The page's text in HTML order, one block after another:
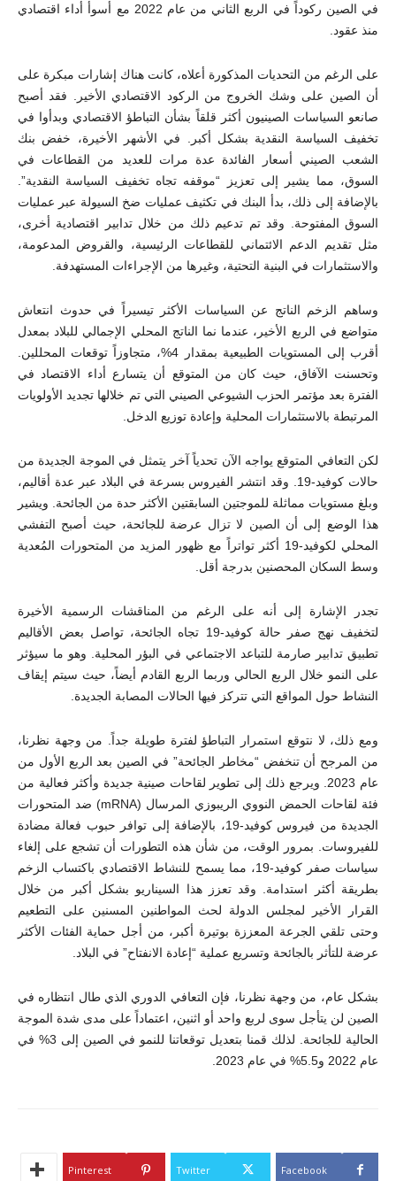
في الصين ركوداً في الربع الثاني من عام 2022 مع أسوأ أداء اقتصادي
منذ عقود.
على الرغم من التحديات المذكورة أعلاه، كانت هناك إشارات مبكرة على
أن الصين على وشك الخروج من الركود الاقتصادي الأخير. فقد أصبح
صانعو السياسات الصينيون أكثر قلقاً بشأن التباطؤ الاقتصادي وبدأوا في
تخفيف السياسة النقدية بشكل أكبر. في الأشهر الأخيرة، خفض بنك
الشعب الصيني أسعار الفائدة عدة مرات للعديد من القطاعات في
السوق، مما يشير إلى تعزيز “موقفه تجاه تخفيف السياسة النقدية”.
بالإضافة إلى ذلك، بدأ البنك في تكثيف عمليات ضخ السيولة عبر عمليات
السوق المفتوحة. وقد تم تدعيم ذلك من خلال تدابير اقتصادية أخرى،
مثل تقديم الدعم الائتماني للقطاعات الرئيسية، والقروض المدعومة،
والاستثمارات في البنية التحتية، وغيرها من الإجراءات المستهدفة.
وساهم الزخم الناتج عن السياسات الأكثر تيسيراً في حدوث انتعاش
متواضع في الربع الأخير، عندما نما الناتج المحلي الإجمالي للبلاد بمعدل
أقرب إلى المستويات الطبيعية بمقدار 4%، متجاوزاً توقعات المحللين.
وتحسنت الآفاق، حيث كان من المتوقع أن يتسارع أداء الاقتصاد في
الفترة بعد مؤتمر الحزب الشيوعي الصيني التي تم خلالها تجديد الأولويات
المرتبطة بالاستثمارات المحلية وإعادة توزيع الدخل.
لكن التعافي المتوقع يواجه الآن تحدياً آخر يتمثل في الموجة الجديدة من
حالات كوفيد-19. وقد انتشر الفيروس بسرعة في البلاد عبر عدة أقاليم،
وبلغ مستويات مماثلة للموجتين السابقتين الأكثر حدة من الجائحة. ويشير
هذا الوضع إلى أن الصين لا تزال عرضة للجائحة، حيث أصبح التفشي
المحلي لكوفيد-19 أكثر تواتراً مع ظهور المزيد من المتحورات المُعدية
وسط السكان المحصنين بدرجة أقل.
تجدر الإشارة إلى أنه على الرغم من المناقشات الرسمية الأخيرة
لتخفيف نهج صفر حالة كوفيد-19 تجاه الجائحة، تواصل بعض الأقاليم
تطبيق تدابير صارمة للتباعد الاجتماعي في البؤر المحلية. وهو ما سيؤثر
على النمو خلال الربع الحالي وربما الربع القادم أيضاً، حيث سيتم إيقاف
النشاط حول المواقع التي تتركز فيها الحالات المصابة الجديدة.
ومع ذلك، لا نتوقع استمرار التباطؤ لفترة طويلة جداً. من وجهة نظرنا،
من المرجح أن تنخفض “مخاطر الجائحة” في الصين بعد الربع الأول من
عام 2023. ويرجع ذلك إلى تطوير لقاحات صينية جديدة وأكثر فعالية من
فئة لقاحات الحمض النووي الريبوزي المرسال (mRNA) ضد المتحورات
الجديدة من فيروس كوفيد-19، بالإضافة إلى توافر حبوب فعالة مضادة
للفيروسات. بمرور الوقت، من شأن هذه التطورات أن تشجع على إلغاء
سياسات صفر كوفيد-19، مما يسمح للنشاط الاقتصادي باكتساب الزخم
بطريقة أكثر استدامة. وقد تعزز هذا السيناريو بشكل أكبر من خلال
القرار الأخير لمجلس الدولة لحث المواطنين المسنين على التطعيم
وحتى تلقي الجرعة المعززة بوتيرة أكبر، من أجل حماية الفئات الأكثر
عرضة للتأثر بالجائحة وتسريع عملية “إعادة الانفتاح” في البلاد.
بشكل عام، من وجهة نظرنا، فإن التعافي الدوري الذي طال انتظاره في
الصين لن يتأجل سوى لربع واحد أو اثنين، اعتماداً على مدى شدة الموجة
الحالية للجائحة. لذلك قمنا بتعديل توقعاتنا للنمو في الصين إلى 3% في
عام 2022 و5.5% في عام 2023.
Facebook
Twitter
Pinterest